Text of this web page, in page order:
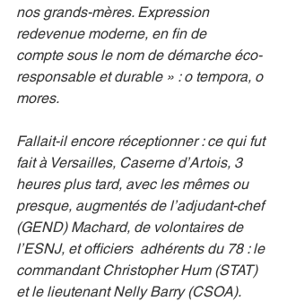
nos grands-mères. Expression
redevenue moderne, en fin de
compte sous le nom de démarche éco-
responsable et durable » : o tempora, o
mores.
Fallait-il encore réceptionner : ce qui fut
fait à Versailles, Caserne d’Artois, 3
heures plus tard, avec les mêmes ou
presque, augmentés de l’adjudant-chef
(GEND) Machard, de volontaires de
l’ESNJ, et officiers  adhérents du 78 : le
commandant Christopher Hum (STAT)
et le lieutenant Nelly Barry (CSOA).